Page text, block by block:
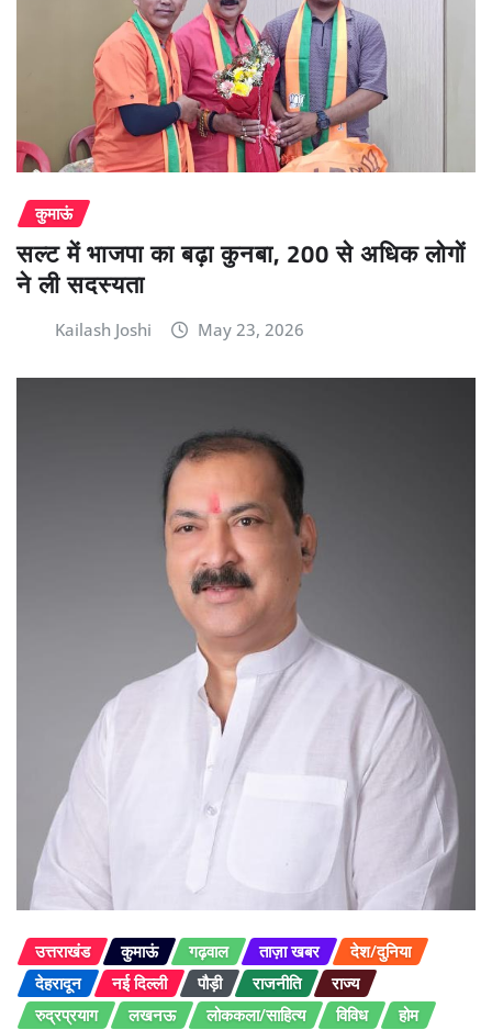
कुमाऊं
सल्ट में भाजपा का बढ़ा कुनबा, 200 से अधिक लोगों
ने ली सदस्यता
Kailash Joshi May 23, 2026
उत्तराखंड कुमाऊं गढ़वाल ताज़ा खबर
देश/दुनिया
देहरादून
नई दिल्ली पौड़ी राजनीति
राज्य
रुद्रप्रयाग
लखनऊ लोककला/साहित्य विविध होम